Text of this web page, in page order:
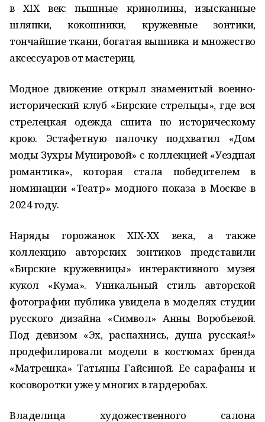
в XIX век: пышные кринолины, изысканные
шляпки, кокошники, кружевные зонтики,
тончайшие ткани, богатая вышивка и множество
аксессуаров от мастериц.
Модное движение открыл знаменитый военно-
исторический клуб «Бирские стрельцы», где вся
стрелецкая одежда сшита по историческому
крою. Эстафетную палочку подхватил «Дом
моды Зухры Мунировой» с коллекцией «Уездная
романтика», которая стала победителем в
номинации «Театр» модного показа в Москве в
2024 году.
Наряды горожанок XIX-XX века, а также
коллекцию авторских зонтиков представили
«Бирские кружевницы» интерактивного музея
кукол «Кума». Уникальный стиль авторской
фотографии публика увидела в моделях студии
русского дизайна «Символ» Анны Воробьевой.
Под девизом «Эх, распахнись, душа русская!»
продефилировали модели в костюмах бренда
«Матрешка» Татьяны Гайсиной. Ее сарафаны и
косоворотки уже у многих в гардеробах.
Владелица художественного салона